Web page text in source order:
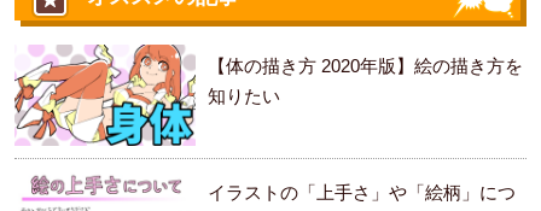
【体の描き方 2020年版】絵の描き方を
知りたい
イラストの「上手さ」や「絵柄」につ